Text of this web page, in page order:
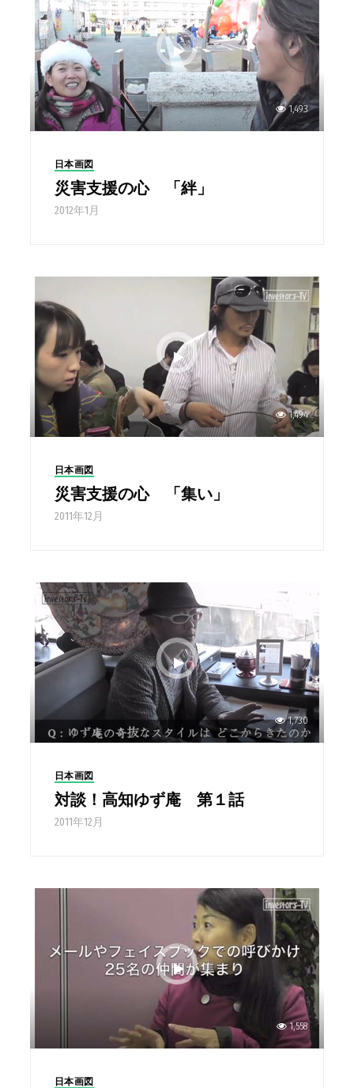
1,493
日本画図
災害支援の心 「絆」
2012年1月
1,494
日本画図
災害支援の心 「集い」
2011年12月
1,730
日本画図
対談！高知ゆず庵 第１話
2011年12月
1,558
日本画図